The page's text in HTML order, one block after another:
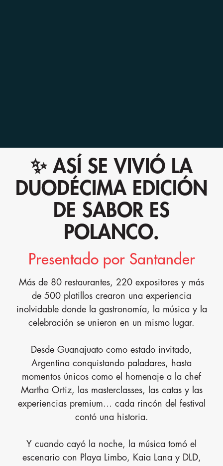
✨ ASÍ SE VIVIÓ LA
DUODÉCIMA EDICIÓN
DE SABOR ES
POLANCO.
Presentado por Santander
Más de 80 restaurantes, 220 expositores y más
de 500 platillos crearon una experiencia
inolvidable donde la gastronomía, la música y la
celebración se unieron en un mismo lugar.
Desde Guanajuato como estado invitado,
Argentina conquistando paladares, hasta
momentos únicos como el homenaje a la chef
Martha Ortiz, las masterclasses, las catas y las
experiencias premium… cada rincón del festival
contó una historia.
Y cuando cayó la noche, la música tomó el
escenario con Playa Limbo, Kaia Lana y DLD,